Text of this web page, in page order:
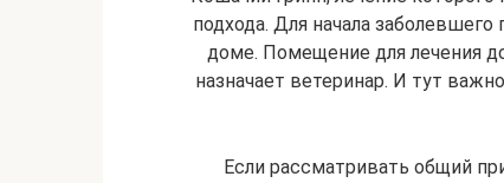
подхода. Для начала
доме. Помещение для лечения
назначает ветеринар. И тут
Если рассматривать общий